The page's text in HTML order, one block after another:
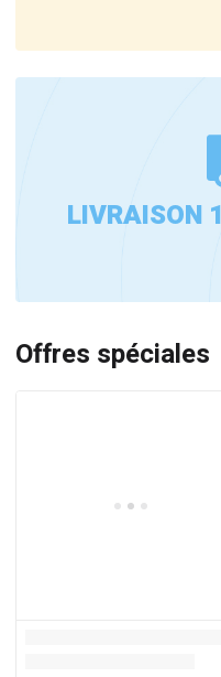
LIVRAISON
Offres spéciales